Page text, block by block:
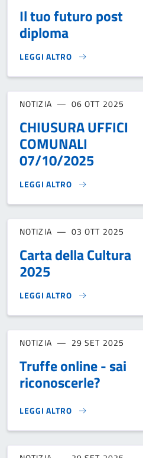
Il tuo futuro post
diploma
LEGGI ALTRO
IL TUO FUTURO POST DIPLOMA}
NOTIZIA 06 OTT 2025
CHIUSURA UFFICI
COMUNALI
07/10/2025
LEGGI ALTRO
CHIUSURA UFFICI COMUNALI
NOTIZIA 03 OTT 2025
Carta della Cultura
2025
LEGGI ALTRO
CARTA DELLA CULTURA 2025}
NOTIZIA 29 SET 2025
Truffe online - sai
riconoscerle?
LEGGI ALTRO
TRUFFE ONLINE - SAI